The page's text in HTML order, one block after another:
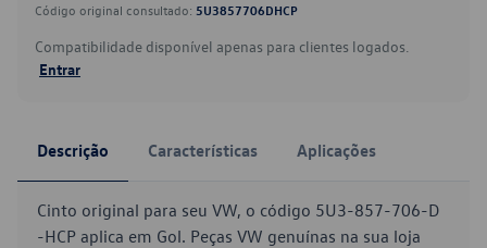
Código original consultado: 5U3857706DHCP
Compatibilidade disponível apenas para clientes logados.
Entrar
Descrição Características Aplicações
Cinto original para seu VW, o código 5U3-857-706-D
-HCP aplica em Gol. Peças VW genuínas na sua loja